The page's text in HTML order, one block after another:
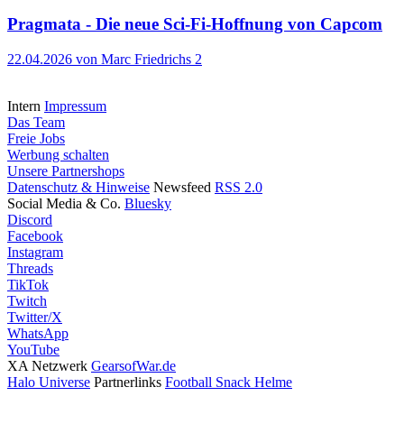
Pragmata - Die neue Sci-Fi-Hoffnung von Capcom
22.04.2026 von Marc Friedrichs 2
Intern Impressum
Das Team
Freie Jobs
Werbung schalten
Unsere Partnershops
Datenschutz & Hinweise Newsfeed RSS 2.0
Social Media & Co. Bluesky
Discord
Facebook
Instagram
Threads
TikTok
Twitch
Twitter/X
WhatsApp
YouTube
XA Netzwerk GearsofWar.de
Halo Universe Partnerlinks Football Snack Helme